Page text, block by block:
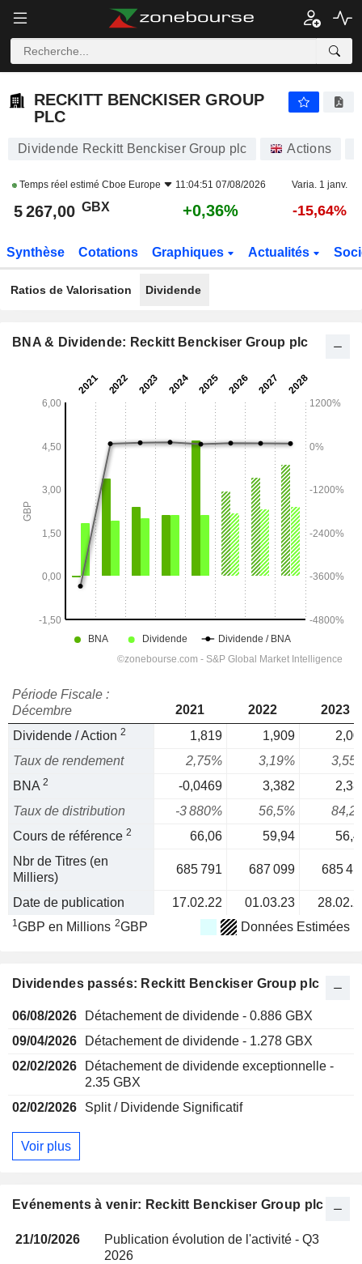
RECKITT BENCKISER GROUP
PLC
Dividende Reckitt Benckiser Group plc Actions
Temps réel estimé Cboe Europe 11:04:51 07/08/2026 Varia. 1 janv.
5 267,00 GBX +0,36% -15,64%
Synthèse Cotations Graphiques Actualités
Ratios de Valorisation Dividende
BNA & Dividende: Reckitt Benckiser Group plc
Période Fiscale :
Décembre
2021 2022
2023
Dividende / Action 2 1,819 1,909
Taux de rendement
2,75% 3,19%
BNA 2 -0,0469 3,382
Taux de distribution
-3 880% 56,5%
Cours de référence 2 66,06 59,94
Nbr de Titres (en
Milliers)
685 791 687 099 685
Date de publication 17.02.22 01.03.23
1GBP en Millions 2GBP Données Estimées
Dividendes passés: Reckitt Benckiser Group plc
06/08/2026
Détachement de dividende - 0.886 GBX
09/04/2026
Détachement de dividende - 1.278 GBX
02/02/2026
Détachement de dividende exceptionnelle -
2.35 GBX
02/02/2026
Split / Dividende Significatif
Voir plus
Evénements à venir: Reckitt Benckiser Group plc
21/10/2026
Publication évolution de l'activité - Q3
2026